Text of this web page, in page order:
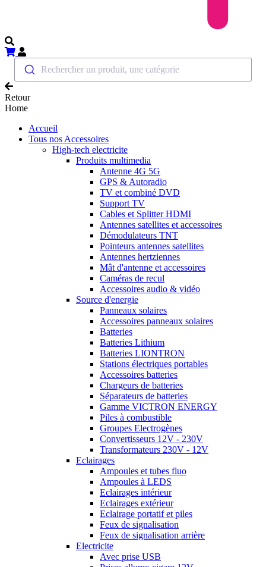
Rechercher un produit, une catégorie
Retour
Home
Accueil
Tous nos Accessoires
High-tech electricite
Produits multimedia
Antenne 4G 5G
GPS & Autoradio
TV et combiné DVD
Support TV
Cables et Splitter HDMI
Antennes satellites et accessoires
Démodulateurs TNT
Pointeurs antennes satellites
Antennes hertziennes
Mât d'antenne et accessoires
Caméras de recul
Accessoires audio & vidéo
Source d'energie
Panneaux solaires
Accessoires panneaux solaires
Batteries
Batteries Lithium
Batteries LIONTRON
Stations électriques portables
Accessoires batteries
Chargeurs de batteries
Séparateurs de batteries
Gamme VICTRON ENERGY
Piles à combustible
Groupes Electrogènes
Convertisseurs 12V - 230V
Transformateurs 230V - 12V
Eclairages
Ampoules et tubes fluo
Ampoules à LEDS
Eclairages intérieur
Eclairages extérieur
Eclairage portatif et piles
Feux de signalisation
Feux de signalisation arrière
Electricite
Avec prise USB